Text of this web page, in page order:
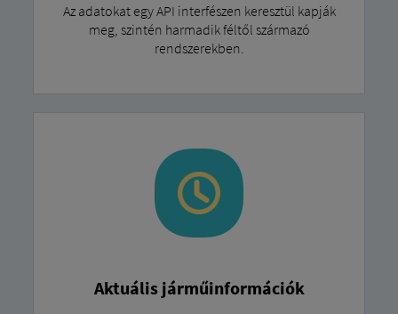
Az adatokat egy API interfészen keresztül kapják
meg, szintén harmadik féltől származó
rendszerekben.
Aktuális járműinformációk